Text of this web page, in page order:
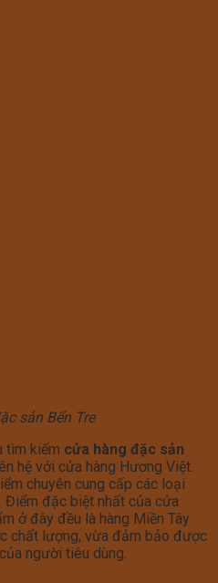
sản Bến Tre
tìm kiếm cửa hàng đặc sản
hệ với cửa hàng Hương Việt.
chuyên cung cấp các loại
Điểm đặc biệt nhất của cửa
ở đây đều là hàng Miền Tây
chất lượng, vừa đảm bảo được
người tiêu dùng.